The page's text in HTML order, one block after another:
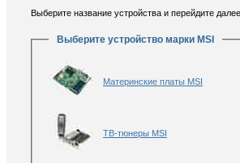
Выберите название устройства и перейдите
Выберите устройство марки MSI
Материнские платы MSI
ТВ-тюнеры MSI